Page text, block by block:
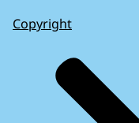
Copyright